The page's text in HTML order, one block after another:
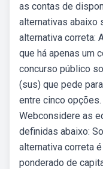
as contas de
alternativas abaixo
alternativa correta:
que há apenas um
concurso público
(sus) que pede
entre cinco
Webconsidere as
definidas abaixo:
alternativa correta
ponderado de